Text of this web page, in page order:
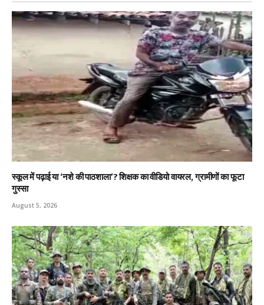
स्कूल में पढ़ाई या ‘नशे की पाठशाला’? शिक्षक का वीडियो वायरल, ग्रामीणों का फूटा
गुस्सा
August 5, 2026